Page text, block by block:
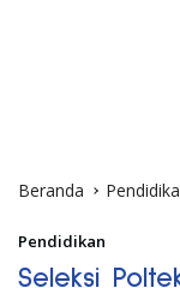
Beranda
Pendidikan
Seleksi